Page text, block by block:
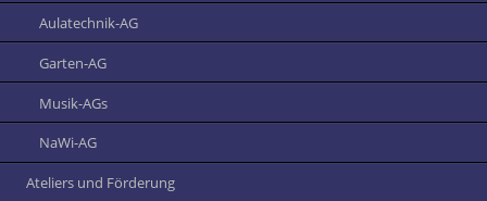
Aulatechnik-AG
Garten-AG
Musik-AGs
NaWi-AG
Ateliers und Förderung